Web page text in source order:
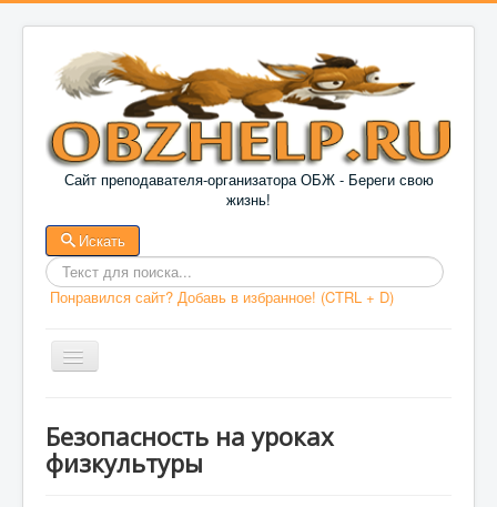
Сайт преподавателя-организатора ОБЖ - Береги свою
жизнь!
Искать
Понравился сайт? Добавь в избранное! (CTRL + D)
ДОКУМЕНТЫ
Безопасность на уроках
физкультуры